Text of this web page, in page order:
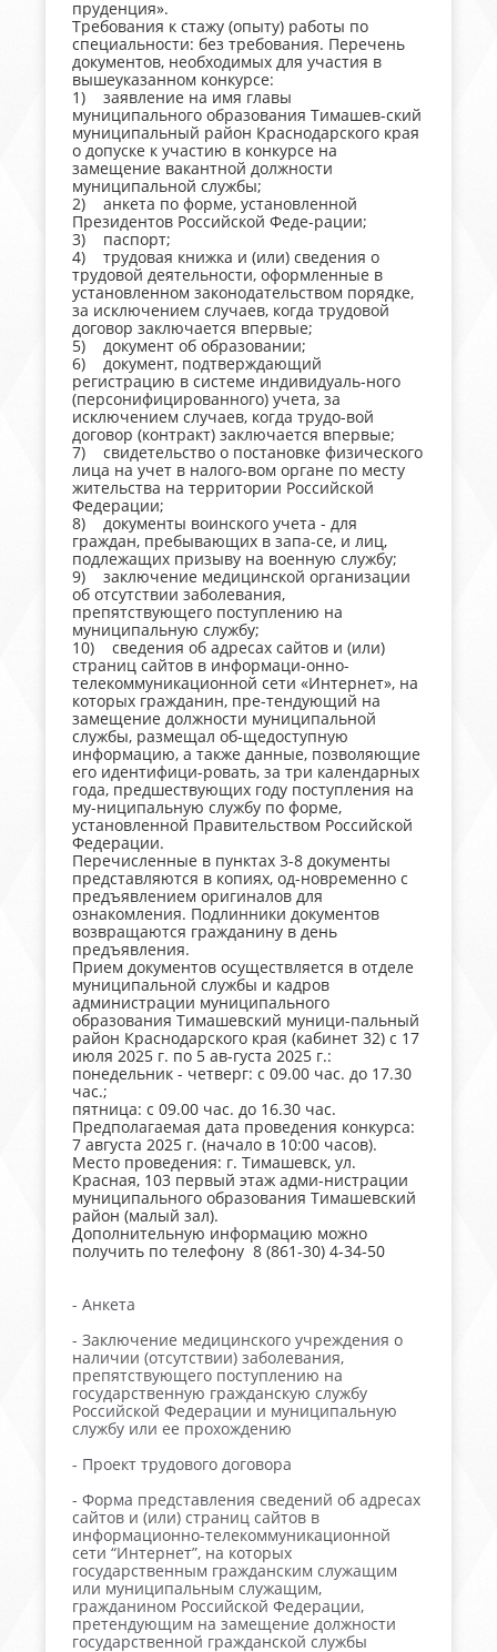
пруденция».
Требования к стажу (опыту) работы по
специальности: без требования. Перечень
документов, необходимых для участия в
вышеуказанном конкурсе:
1) заявление на имя главы
муниципального образования Тимашев-ский
муниципальный район Краснодарского края
о допуске к участию в конкурсе на
замещение вакантной должности
муниципальной службы;
2) анкета по форме, установленной
Президентов Российской Феде-рации;
3) паспорт;
4) трудовая книжка и (или) сведения о
трудовой деятельности, оформленные в
установленном законодательством порядке,
за исключением случаев, когда трудовой
договор заключается впервые;
5) документ об образовании;
6) документ, подтверждающий
регистрацию в системе индивидуаль-ного
(персонифицированного) учета, за
исключением случаев, когда трудо-вой
договор (контракт) заключается впервые;
7) свидетельство о постановке физического
лица на учет в налого-вом органе по месту
жительства на территории Российской
Федерации;
8) документы воинского учета - для
граждан, пребывающих в запа-се, и лиц,
подлежащих призыву на военную службу;
9) заключение медицинской организации
об отсутствии заболевания,
препятствующего поступлению на
муниципальную службу;
10) сведения об адресах сайтов и (или)
страниц сайтов в информаци-онно-
телекоммуникационной сети «Интернет», на
которых гражданин, пре-тендующий на
замещение должности муниципальной
службы, размещал об-щедоступную
информацию, а также данные, позволяющие
его идентифици-ровать, за три календарных
года, предшествующих году поступления на
му-ниципальную службу по форме,
установленной Правительством Российской
Федерации.
Перечисленные в пунктах 3-8 документы
представляются в копиях, од-новременно с
предъявлением оригиналов для
ознакомления. Подлинники документов
возвращаются гражданину в день
предъявления.
Прием документов осуществляется в отделе
муниципальной службы и кадров
администрации муниципального
образования Тимашевский муници-пальный
район Краснодарского края (кабинет 32) с 17
июля 2025 г. по 5 ав-густа 2025 г.:
понедельник - четверг: с 09.00 час. до 17.30
час.;
пятница: с 09.00 час. до 16.30 час.
Предполагаемая дата проведения конкурса:
7 августа 2025 г. (начало в 10:00 часов).
Место проведения: г. Тимашевск, ул.
Красная, 103 первый этаж адми-нистрации
муниципального образования Тимашевский
район (малый зал).
Дополнительную информацию можно
получить по телефону 8 (861-30) 4-34-50
- Анкета
- Заключение медицинского учреждения о
наличии (отсутствии) заболевания,
препятствующего поступлению на
государственную гражданскую службу
Российской Федерации и муниципальную
службу или ее прохождению
- Проект трудового договора
- Форма представления сведений об адресах
сайтов и (или) страниц сайтов в
информационно-телекоммуникационной
сети “Интернет”, на которых
государственным гражданским служащим
или муниципальным служащим,
гражданином Российской Федерации,
претендующим на замещение должности
государственной гражданской службы